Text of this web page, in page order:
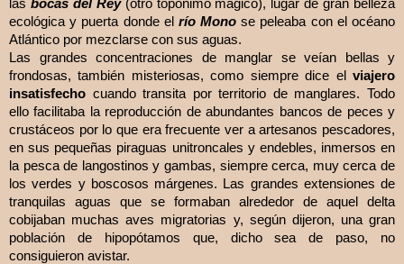
las bocas del Rey(otro topónimo mágico), lugar de gran belleza
ecológica y puerta donde el río Mono se peleaba con el océano
Atlántico por mezclarse con sus aguas.
Las grandes concentraciones de manglar se veían bellas y
frondosas, también misteriosas, como siempre dice el viajero
insatisfecho cuando transita por territorio de manglares. Todo
ello facilitaba la reproducción de abundantes bancos de peces y
crustáceos por lo que era frecuente ver a artesanos pescadores,
en sus pequeñas piraguas unitroncales y endebles, inmersos en
la pesca de langostinos y gambas, siempre cerca, muy cerca de
los verdes y boscosos márgenes. Las grandes extensiones de
tranquilas aguas que se formaban alrededor de aquel delta
cobijaban muchas aves migratorias y, según dijeron, una gran
población de hipopótamos que, dicho sea de paso, no
consiguieron avistar.